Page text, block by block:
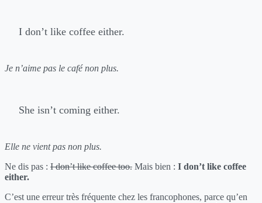
I don’t like coffee either.
Je n’aime pas le café non plus.
She isn’t coming either.
Elle ne vient pas non plus.
Ne dis pas : I don’t like coffee too. Mais bien : I don’t like coffee
either.
C’est une erreur très fréquente chez les francophones, parce qu’en